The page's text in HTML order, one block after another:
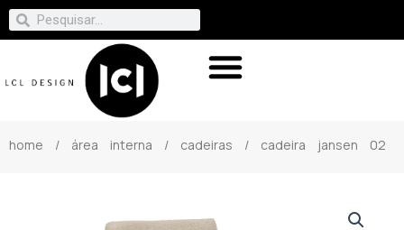
home / área interna / cadeiras / cadeira jansen 02